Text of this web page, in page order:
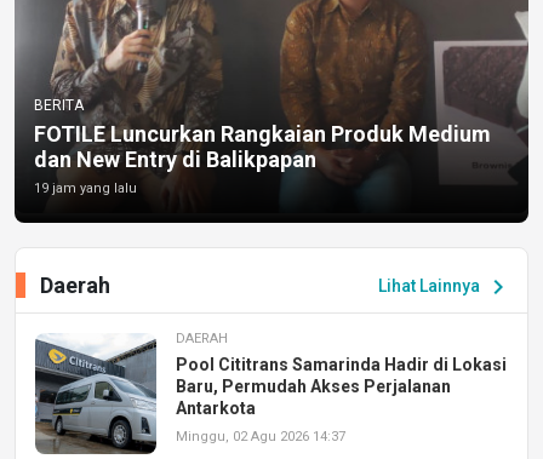
BERITA
FOTILE Luncurkan Rangkaian Produk Medium
dan New Entry di Balikpapan
19 jam yang lalu
Lihat Lainnya chevron_right
Daerah
DAERAH
Pool Cititrans Samarinda Hadir di Lokasi
Baru, Permudah Akses Perjalanan
Antarkota
Minggu, 02 Agu 2026 14:37